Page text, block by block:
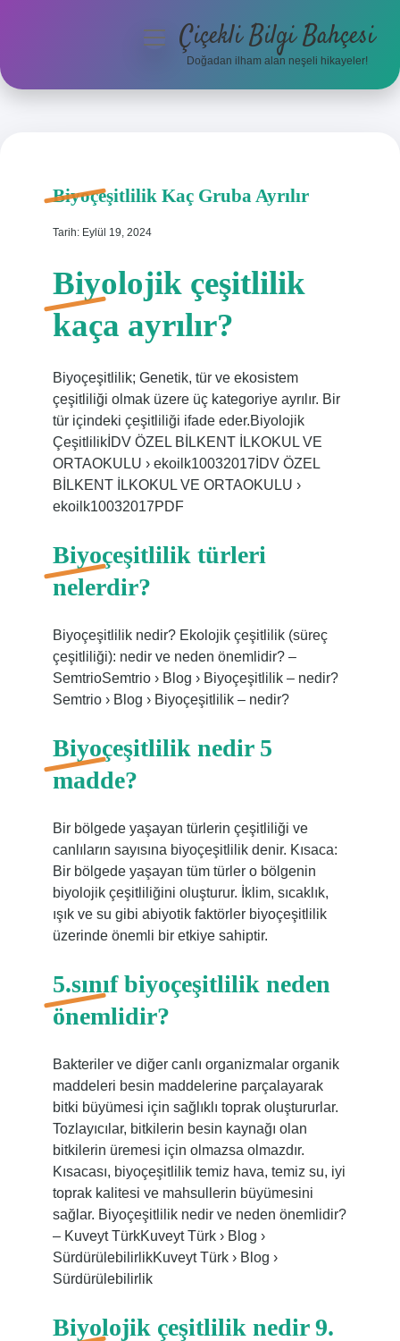
Anasayfa
menüyüÇiçekli Bilgi Bahçesi
Doğadan ilham alan neşeli hikayeler!
Biyoçeşitlilik Kaç Gruba Ayrılır
Tarih: Eylül 19, 2024
Biyolojik çeşitlilik
kaça ayrılır?
Biyoçeşitlilik; Genetik, tür ve ekosistem
çeşitliliği olmak üzere üç kategoriye ayrılır. Bir
tür içindeki çeşitliliği ifade eder.Biyolojik
ÇeşitlilikİDV ÖZEL BİLKENT İLKOKUL VE
ORTAOKULU › ekoilk10032017İDV ÖZEL
BİLKENT İLKOKUL VE ORTAOKULU ›
ekoilk10032017PDF
Biyoçeşitlilik türleri
nelerdir?
Biyoçeşitlilik nedir? Ekolojik çeşitlilik (süreç
çeşitliliği): nedir ve neden önemlidir? –
SemtrioSemtrio › Blog › Biyoçeşitlilik – nedir?
Semtrio › Blog › Biyoçeşitlilik – nedir?
Biyoçeşitlilik nedir 5
madde?
Bir bölgede yaşayan türlerin çeşitliliği ve
canlıların sayısına biyoçeşitlilik denir. Kısaca:
Bir bölgede yaşayan tüm türler o bölgenin
biyolojik çeşitliliğini oluşturur. İklim, sıcaklık,
ışık ve su gibi abiyotik faktörler biyoçeşitlilik
üzerinde önemli bir etkiye sahiptir.
5.sınıf biyoçeşitlilik neden
önemlidir?
Bakteriler ve diğer canlı organizmalar organik
maddeleri besin maddelerine parçalayarak
bitki büyümesi için sağlıklı toprak oluştururlar.
Tozlayıcılar, bitkilerin besin kaynağı olan
bitkilerin üremesi için olmazsa olmazdır.
Kısacası, biyoçeşitlilik temiz hava, temiz su, iyi
toprak kalitesi ve mahsullerin büyümesini
sağlar. Biyoçeşitlilik nedir ve neden önemlidir?
– Kuveyt TürkKuveyt Türk › Blog ›
SürdürülebilirlikKuveyt Türk › Blog ›
Sürdürülebilirlik
Biyolojik çeşitlilik nedir 9.